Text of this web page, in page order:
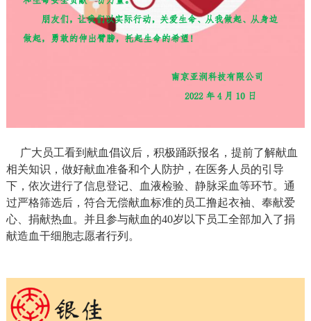
广大员工看到献血倡议后，积极踊跃报名，提前了解献血
相关知识，做好献血准备和个人防护，在医务人员的引导
下，依次进行了信息登记、血液检验、静脉采血等环节。通
过严格筛选后，符合无偿献血标准的员工撸起衣袖、奉献爱
心、捐献热血。并且参与献血的40岁以下员工全部加入了捐
献造血干细胞志愿者行列。